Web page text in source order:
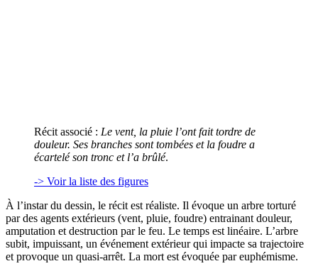
Récit associé : Le vent, la pluie l’ont fait tordre de
douleur. Ses branches sont tombées et la foudre a
écartelé son tronc et l’a brûlé.
-> Voir la liste des figures
À l’instar du dessin, le récit est réaliste. Il évoque un arbre torturé
par des agents extérieurs (vent, pluie, foudre) entrainant douleur,
amputation et destruction par le feu. Le temps est linéaire. L’arbre
subit, impuissant, un événement extérieur qui impacte sa trajectoire
et provoque un quasi-arrêt. La mort est évoquée par euphémisme.